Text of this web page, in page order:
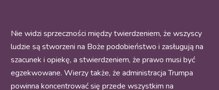
Nie widzi sprzeczności między twierdzeniem, że wszyscy
ludzie są stworzeni na Boże podobieństwo i zasługują na
szacunek i opiekę, a stwierdzeniem, że prawo musi być
egzekwowane. Wierzy także, że administracja Trumpa
powinna koncentrować się przede wszystkim na